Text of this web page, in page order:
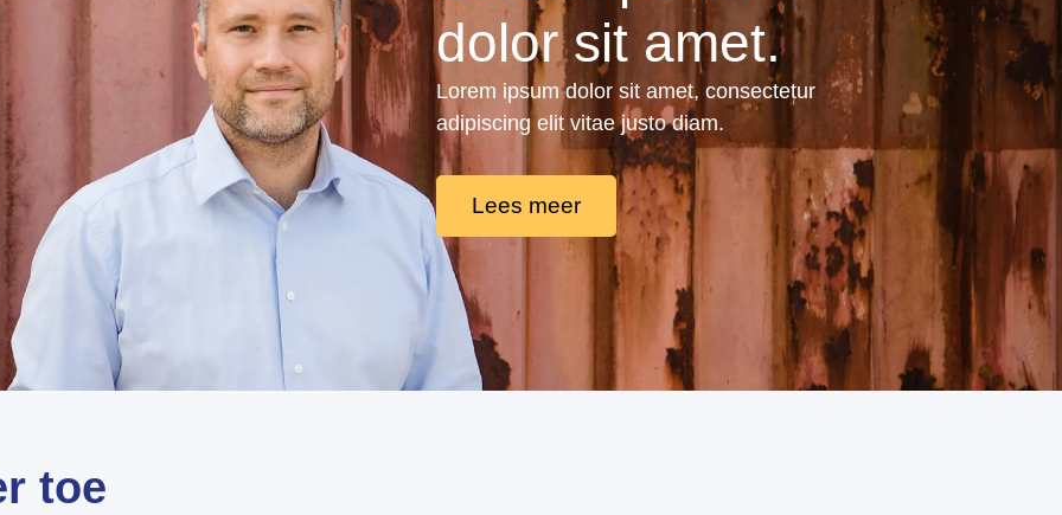
dolor sit amet.
Lorem ipsum dolor sit amet, consectetur
adipiscing elit vitae justo diam.
Lees meer
toe